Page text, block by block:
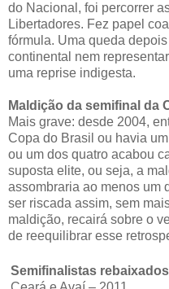
do Nacional, foi percorrer
Libertadores. Fez papel
fórmula. Uma queda
continental nem
uma reprise indigesta.
Maldição da semifinal da
Mais grave: desde 2004,
Copa do Brasil ou havia
ou um dos quatro acabou
suposta elite, ou seja, a
assombraria ao menos um
ser riscada assim, sem
maldição, recairá sobre o
de reequilibrar esse
Semifinalistas rebaixados